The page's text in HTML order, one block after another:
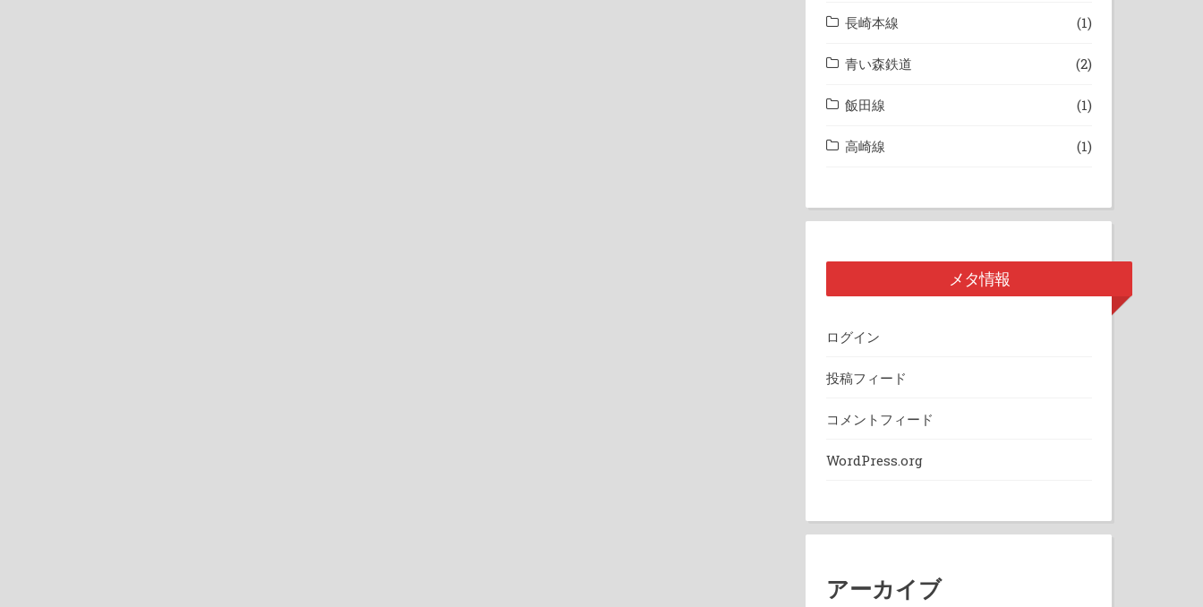
長崎本線 (1)
青い森鉄道 (2)
飯田線 (1)
高崎線 (1)
メタ情報
ログイン
投稿フィード
コメントフィード
WordPress.org
アーカイブ